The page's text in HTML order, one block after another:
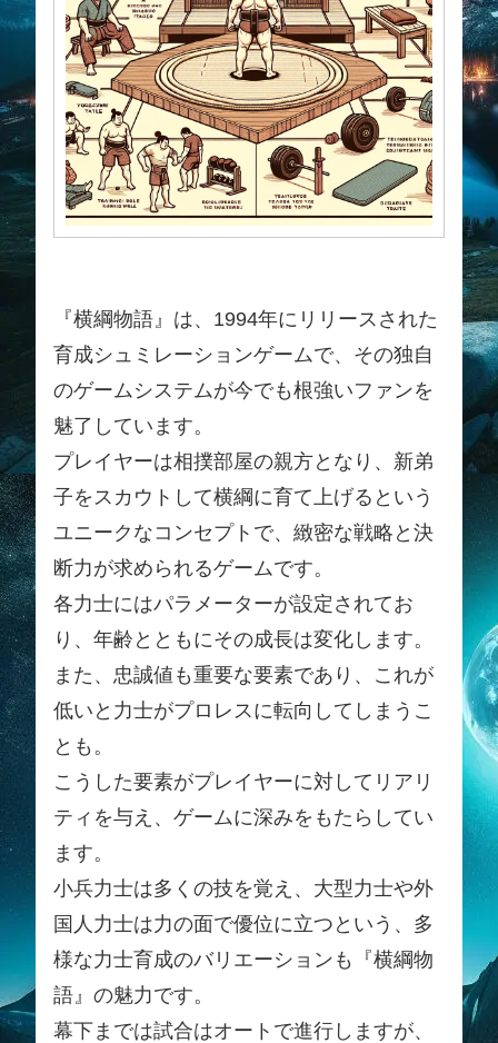
『横綱物語』は、1994年にリリースされた
育成シュミレーションゲームで、その独自
のゲームシステムが今でも根強いファンを
魅了しています。
プレイヤーは相撲部屋の親方となり、新弟
子をスカウトして横綱に育て上げるという
ユニークなコンセプトで、緻密な戦略と決
断力が求められるゲームです。
各力士にはパラメーターが設定されてお
り、年齢とともにその成長は変化します。
また、忠誠値も重要な要素であり、これが
低いと力士がプロレスに転向してしまうこ
とも。
こうした要素がプレイヤーに対してリアリ
ティを与え、ゲームに深みをもたらしてい
ます。
小兵力士は多くの技を覚え、大型力士や外
国人力士は力の面で優位に立つという、多
様な力士育成のバリエーションも『横綱物
語』の魅力です。
幕下までは試合はオートで進行しますが、